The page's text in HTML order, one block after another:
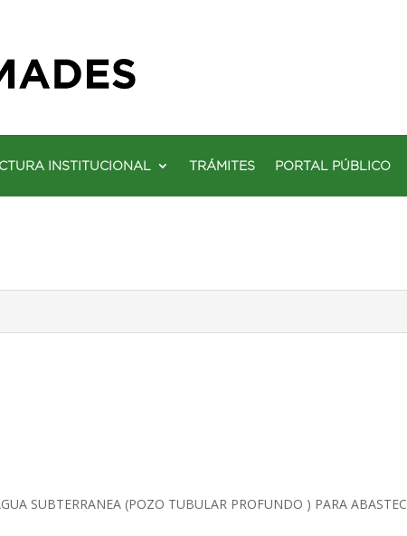
INSTITUCIONAL TRÁMITES PORTAL PÚBLICO
SUBTERRANEA (POZO TUBULAR PROFUNDO ) PARA